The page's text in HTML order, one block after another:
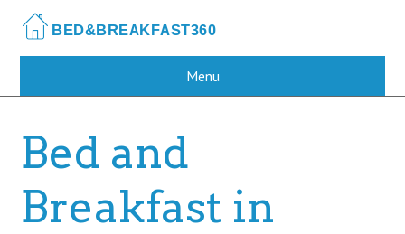
main
Menu
Bed and
Breakfast in